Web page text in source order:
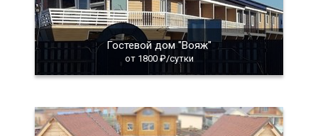
Гостевой дом "Вояж"
от 1800 ₽/сутки